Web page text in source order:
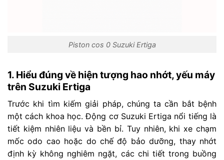
Piston cos 0 Suzuki Ertiga
1. Hiểu đúng về hiện tượng hao nhớt, yếu máy
trên Suzuki Ertiga
Trước khi tìm kiếm giải pháp, chúng ta cần bắt bệnh
một cách khoa học. Động cơ Suzuki Ertiga nổi tiếng là
tiết kiệm nhiên liệu và bền bỉ. Tuy nhiên, khi xe chạm
mốc odo cao hoặc do chế độ bảo dưỡng, thay nhớt
định kỳ không nghiêm ngặt, các chi tiết trong buồng